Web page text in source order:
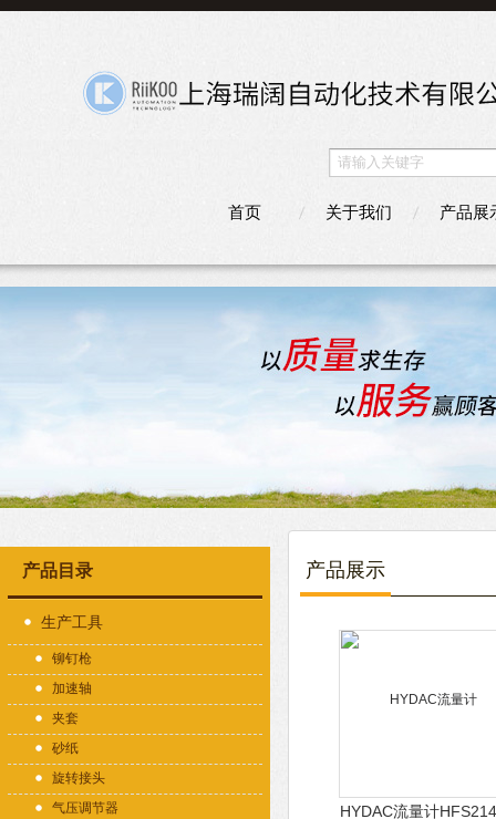
首页 关于我们 产品展
产品目录
生产工具
铆钉枪
加速轴
夹套
砂纸
旋转接头
气压调节器
产品展示
HYDAC流量计